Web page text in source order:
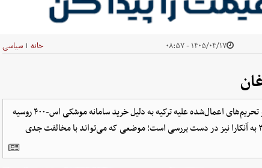
۱۴۰۵/۰۴/۱۷ - ۰۸:۵۷ خانه | سیاسی
رئیس‌جمهور آمریکا از تصمیم واشنگتن برای لغو تحریم‌های اعمال‌شده علیه ترکیه به دلیل خرید سامانه موشکی اس-۴۰۰ روسیه
خبر داد و اعلام کرد فروش جنگنده‌های اف-۳۵ به آنکارا نیز در دست بررسی است؛ موضعی که می‌تواند با مخالفت جدی